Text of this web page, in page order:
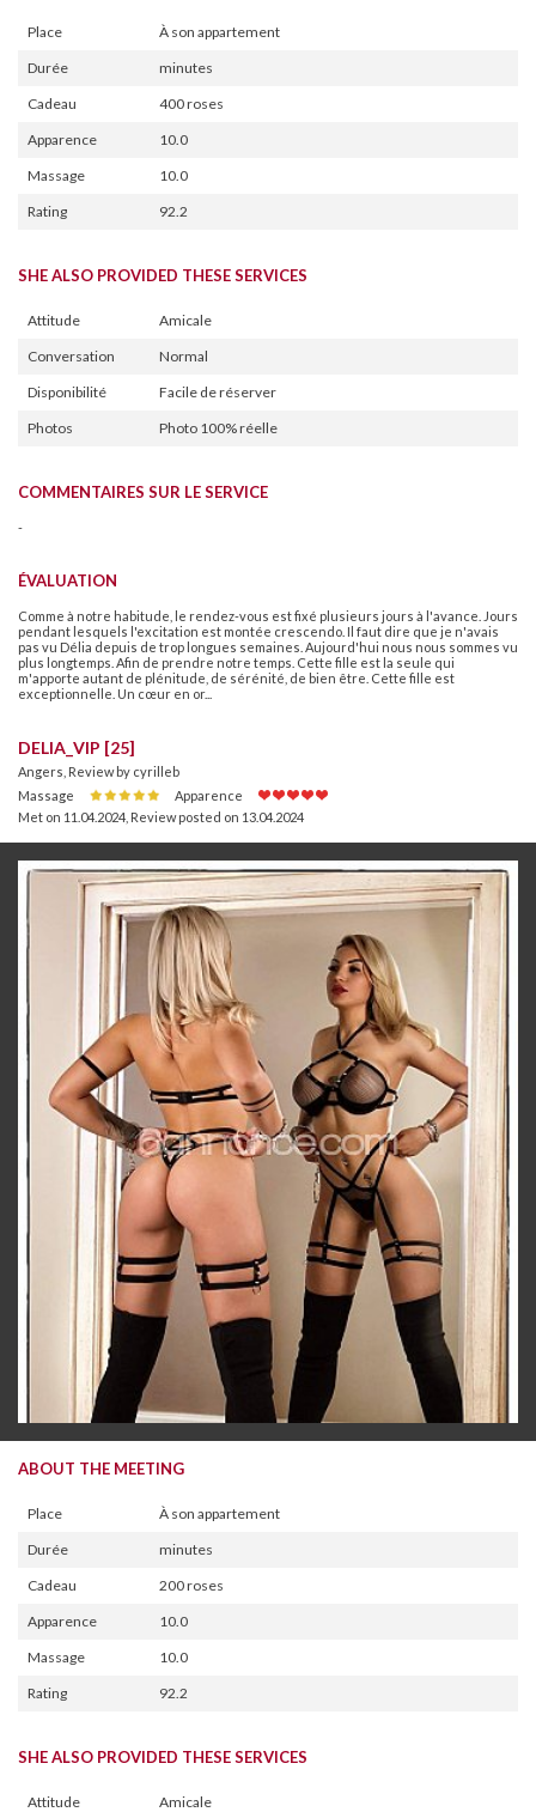
Place
À son appartement
Durée
minutes
Cadeau
400 roses
Apparence
10.0
Massage
10.0
Rating
92.2
SHE ALSO PROVIDED THESE SERVICES
Attitude
Amicale
Conversation
Normal
Disponibilité
Facile de réserver
Photos
Photo 100% réelle
COMMENTAIRES SUR LE SERVICE
-
ÉVALUATION
Comme à notre habitude, le rendez-vous est fixé plusieurs jours à l'avance. Jours
pendant lesquels l'excitation est montée crescendo. Il faut dire que je n'avais
pas vu Délia depuis de trop longues semaines. Aujourd'hui nous nous sommes vu
plus longtemps. Afin de prendre notre temps. Cette fille est la seule qui
m'apporte autant de plénitude, de sérénité, de bien être. Cette fille est
exceptionnelle. Un cœur en or...
DELIA_VIP [25]
Angers, Review by cyrilleb
Massage
Apparence
Met on 11.04.2024 Review posted on 13.04.2024
ABOUT THE MEETING
Place
À son appartement
Durée
minutes
Cadeau
200 roses
Apparence
10.0
Massage
10.0
Rating
92.2
SHE ALSO PROVIDED THESE SERVICES
Attitude Amicale